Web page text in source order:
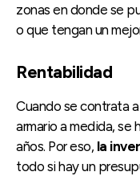
zonas en donde se
o que tengan un
Rentabilidad
Cuando se contrata
armario a medida, se
años. Por eso, la
todo si hay un